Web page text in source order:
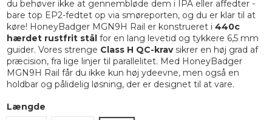
du behøver ikke at gennembløde dem i IPA eller affedter -
bare top EP2-fedtet op via smøreporten, og du er klar til at
køre! HoneyBadger MGN9H Rail er konstrueret i 440c
hærdet rustfrit stålfor en lang levetid og tykkere 6,5 mm
guider. Vores strenge Class H QC-kravsikrer en høj grad af
præcision, fra lige linjer til parallelitet. Med HoneyBadger
MGN9H Rail får du ikke kun høj ydeevne, men også en
holdbar og pålidelig løsning, der er designet til at vare.
Længde